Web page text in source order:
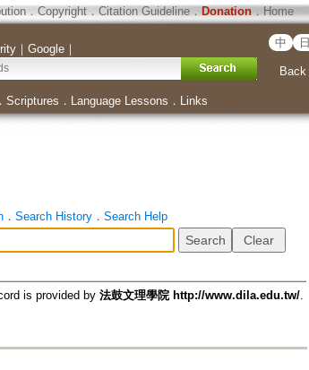
．Copyright．Citation Guideline． Donation．Home
｜ Google｜ 中 日
Back
Scriptures ． Language Lessons ． Links
． Search History． Search Help
is provided by 法鼓文理學院 http://www.dila.edu.tw/.